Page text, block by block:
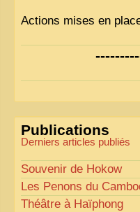
Actions mises en
Nous avons déjà
la lisibilité. Votre avis
« Comme tout bon
perfection est un
Publications
Derniers articles publiés
Souvenir de Hokow
Les Penons du
Théâtre à Haïphong